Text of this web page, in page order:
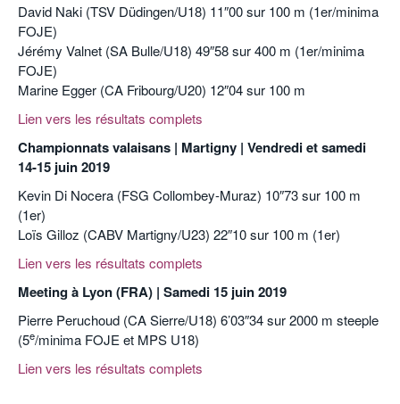
David Naki (TSV Düdingen/U18) 11″00 sur 100 m (1er/minima
FOJE)
Jérémy Valnet (SA Bulle/U18) 49″58 sur 400 m (1er/minima
FOJE)
Marine Egger (CA Fribourg/U20) 12″04 sur 100 m
Lien vers les résultats complets
Championnats valaisans | Martigny | Vendredi et samedi
14-15 juin 2019
Kevin Di Nocera (FSG Collombey-Muraz) 10″73 sur 100 m
(1er)
Loïs Gilloz (CABV Martigny/U23) 22″10 sur 100 m (1er)
Lien vers les résultats complets
Meeting à Lyon (FRA) | Samedi 15 juin 2019
Pierre Peruchoud (CA Sierre/U18) 6’03″34 sur 2000 m steeple
(5e/minima FOJE et MPS U18)
Lien vers les résultats complets